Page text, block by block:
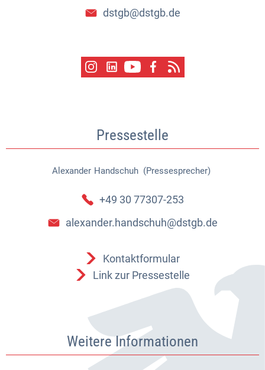
dstgb@dstgb.de
Pressestelle
Alexander Handschuh (Pressesprecher)
Alexander Handschuh
+49 30 77307-253
alexander.handschuh@dstgb.de
Kontaktformular
Link zur Pressestelle
Weitere Informationen